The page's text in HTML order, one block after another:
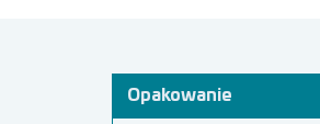
Opakowanie